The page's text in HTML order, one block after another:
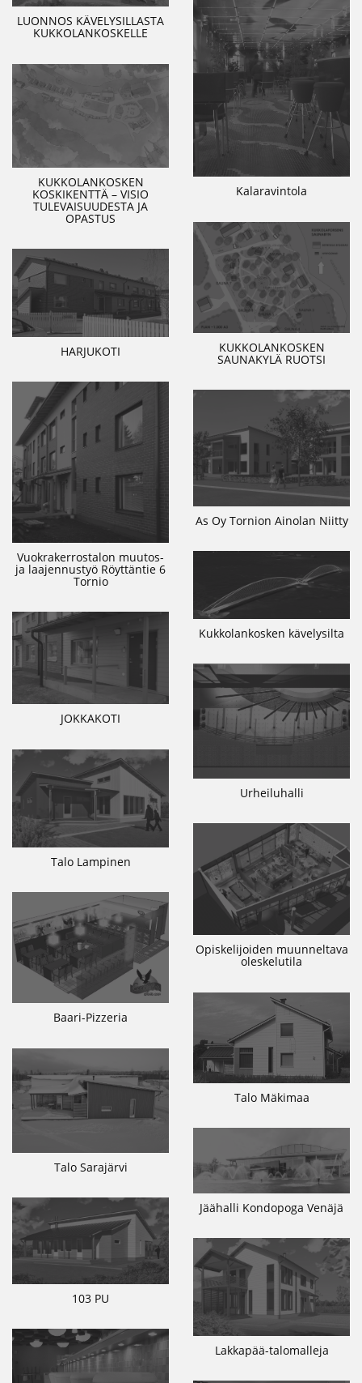
LUONNOS KÄVELYSILLASTA
KUKKOLANKOSKELLE
Kalaravintola
KUKKOLANKOSKEN
KOSKIKENTTÄ – VISIO
TULEVAISUUDESTA JA
OPASTUS
KUKKOLANKOSKEN
SAUNAKYLÄ RUOTSI
HARJUKOTI
Vuokrakerrostalon muutos-
ja laajennustyö Röyttäntie 6
Tornio
As Oy Tornion Ainolan Niitty
Kukkolankosken kävelysilta
JOKKAKOTI
Urheiluhalli
Talo Lampinen
Opiskelijoiden muunneltava
oleskelutila
Baari-Pizzeria
Talo Mäkimaa
Talo Sarajärvi
Jäähalli Kondopoga Venäjä
103 PU
Lakkapää-talomalleja